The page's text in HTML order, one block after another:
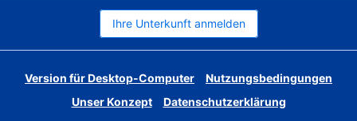
Ihre Unterkunft anmelden
Version für Desktop-Computer
Nutzungsbedingungen
Unser Konzept
Datenschutzerklärung